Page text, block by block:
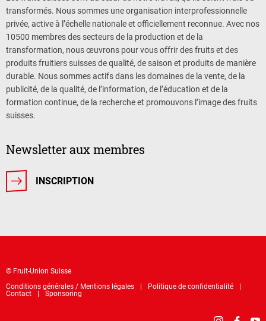
transformés. Nous sommes une organisation interprofessionnelle
privée, active à l’échelle nationale et officiellement reconnue. Avec nos
10500 membres des secteurs de la production et de la
transformation, nous œuvrons pour vous offrir des fruits et des
produits fruitiers suisses de qualité, de saison et produits de manière
durable. Nous sommes actifs dans les domaines de la vente, de la
publicité, de la qualité, de l’information, de l’éducation et de la
formation continue, de la recherche et promouvons l’image des fruits
suisses.
Newsletter aux membres
INSCRIPTION
© Fruit-Union Suisse
Conditions générales / Mentions légales
Politique de confidentialité
Contact
Sponsoring